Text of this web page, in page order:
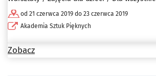
od 21 czerwca 2019 do 23 czerwca 2019
Akademia Sztuk Pięknych
Zobacz